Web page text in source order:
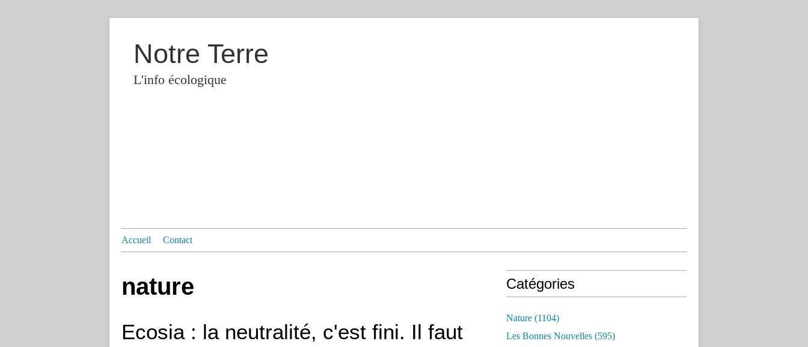
Notre Terre
L'info écologique
Accueil Contact
nature
Ecosia : la neutralité, c'est fini. Il faut
Catégories
Nature (1104)
Les Bonnes Nouvelles (595)